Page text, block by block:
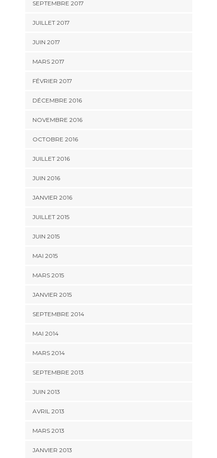
SEPTEMBRE 2017
JUILLET 2017
JUIN 2017
MARS 2017
FÉVRIER 2017
DÉCEMBRE 2016
NOVEMBRE 2016
OCTOBRE 2016
JUILLET 2016
JUIN 2016
JANVIER 2016
JUILLET 2015
JUIN 2015
MAI 2015
MARS 2015
JANVIER 2015
SEPTEMBRE 2014
MAI 2014
MARS 2014
SEPTEMBRE 2013
JUIN 2013
AVRIL 2013
MARS 2013
JANVIER 2013